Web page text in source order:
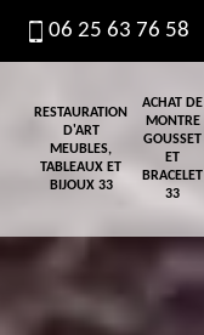
06 25 63 76 58
RESTAURATION
D'ART
MEUBLES,
TABLEAUX ET
BIJOUX 33
ACHAT DE
MONTRE
GOUSSET
ET
BRACELET
33